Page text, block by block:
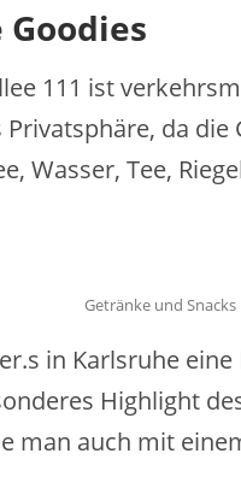
111 ist
da
Wasser, Tee,
Getränke und
in Karlsruhe
Highlight
man auch mit